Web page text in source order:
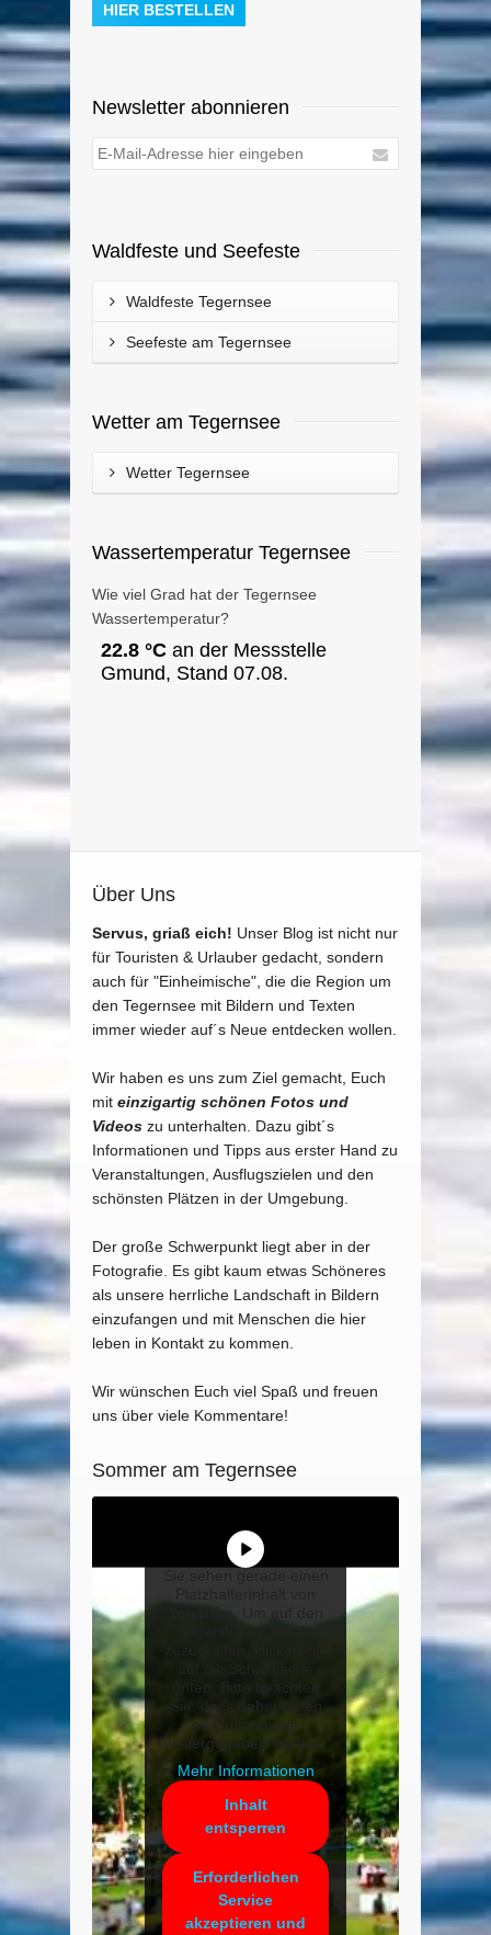
HIER BESTELLEN
Newsletter abonnieren
Waldfeste und Seefeste
Waldfeste Tegernsee
Seefeste am Tegernsee
Wetter am Tegernsee
Wetter Tegernsee
Wassertemperatur Tegernsee
Wie viel Grad hat der Tegernsee
Wassertemperatur?
Über Uns
Servus, griaß eich! Unser Blog ist nicht nur
für Touristen & Urlauber gedacht, sondern
auch für "Einheimische", die die Region um
den Tegernsee mit Bildern und Texten
immer wieder auf´s Neue entdecken wollen.
Wir haben es uns zum Ziel gemacht, Euch
mit einzigartig schönen Fotos und
Videos zu unterhalten. Dazu gibt´s
Informationen und Tipps aus erster Hand zu
Veranstaltungen, Ausflugszielen und den
schönsten Plätzen in der Umgebung.
Der große Schwerpunkt liegt aber in der
Fotografie. Es gibt kaum etwas Schöneres
als unsere herrliche Landschaft in Bildern
einzufangen und mit Menschen die hier
leben in Kontakt zu kommen.
Wir wünschen Euch viel Spaß und freuen
uns über viele Kommentare!
Sommer am Tegernsee
YouTube
unten. Bitte beachten
Sie, dass dabei Daten
an Drittanbieter
weitergegeben werden.
Mehr Informationen
Inhalt
entsperren
Erforderlichen
Service
akzeptieren und